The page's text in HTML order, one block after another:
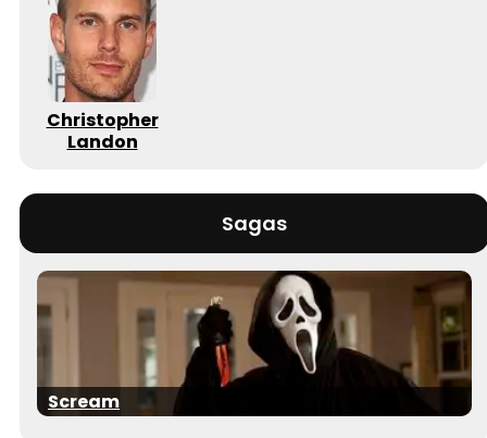
Christopher
Landon
Sagas
Scream